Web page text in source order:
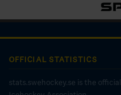
OFFICIAL STATISTICS
stats.swehockey.se is the